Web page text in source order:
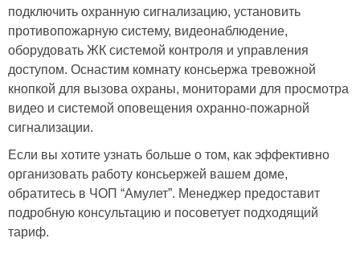
подключить охранную сигнализацию, установить
противопожарную систему, видеонаблюдение,
оборудовать ЖК системой контроля и управления
доступом. Оснастим комнату консьержа тревожной
кнопкой для вызова охраны, мониторами для просмотра
видео и системой оповещения охранно-пожарной
сигнализации.
Если вы хотите узнать больше о том, как эффективно
организовать работу консьержей вашем доме,
обратитесь в ЧОП “Амулет”. Менеджер предоставит
подробную консультацию и посоветует подходящий
тариф.